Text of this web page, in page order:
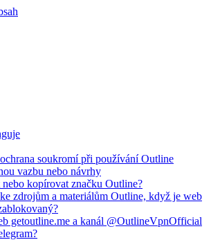
soukromí při používání Outline
vazbu nebo návrhy
kopírovat značku Outline?
zdrojům a materiálům Outline, když je web
getoutline.me a kanál @OutlineVpnOfficial